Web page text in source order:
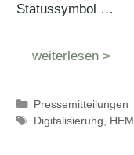
Statussymbol …
weiterlesen >
Kategorien
Pressemitteilungen
Schlagwörter
Digitalisierung HEM